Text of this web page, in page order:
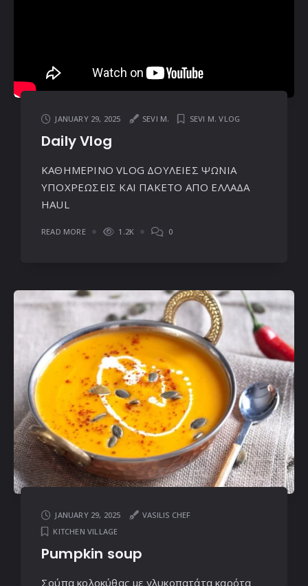
JANUARY 29, 2025 SEVI M. SEVI M. VLOG
Daily Vlog
ΚΑΘΗΜΕΡΙΝΟ VLOG ΔΟΥΛΕΙΕΣ ΨΩΝΙΑ
ΥΠΟΧΡΕΩΣΕΙΣ ΚΑΙ ΠΑΚΕΤΟ ΑΠΟ ΕΛΛΑΔΑ
HAUL
READ MORE 1.2K 0
JANUARY 29, 2025
VASILIS CHEF
KITCHEN VILLAGE
Pumpkin soup
Σούπα κολοκύθας με γλυκοπατάτα καρότα